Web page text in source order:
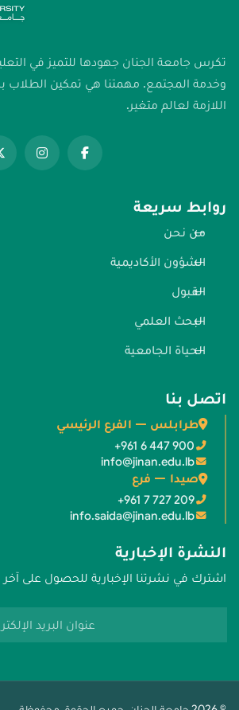
تكرس جامعة الجنان جهودها للتميز في
وخدمة المجتمع. مهمتنا هي تمكين الطلاب
اللازمة لعالم متغير.
روابط سريعة
من نحن
الشؤون الأكاديمية
القبول
البحث العلمي
الحياة الجامعية
اتصل بنا
طرابلس — الفرع الرئيسي
+961 6 447 900
info@jinan.edu.lb
صيدا — فرع
+961 7 727 209
info.saida@jinan.edu.lb
النشرة الإخبارية
اشترك في نشرتنا الإخبارية للحصول على آخر